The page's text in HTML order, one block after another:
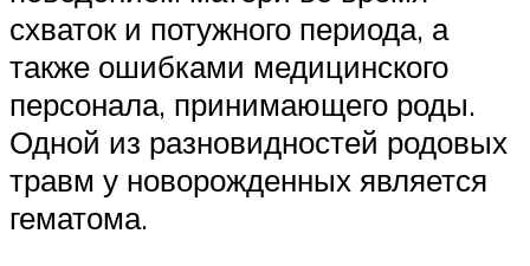
схваток и потужного периода, а
также ошибками медицинского
персонала, принимающего роды.
Одной из разновидностей родовых
травм у новорожденных является
гематома.